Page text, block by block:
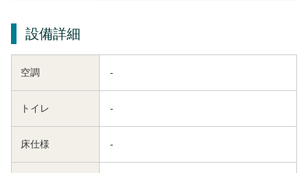
設備詳細
空調 -
トイレ -
床仕様 -